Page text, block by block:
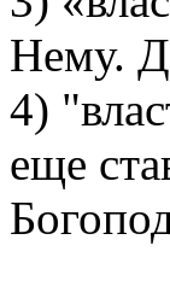
Нему.
4)
еще